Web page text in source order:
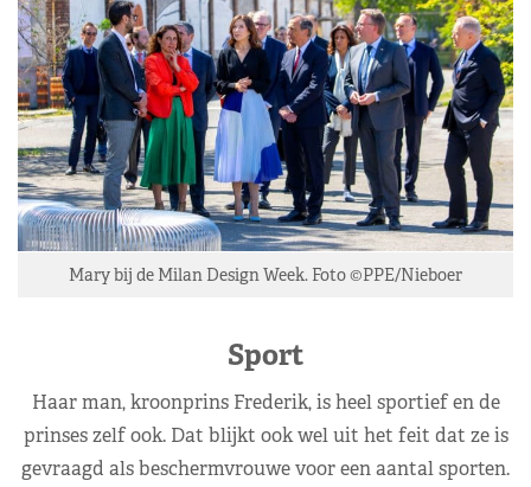
Mary bij de Milan Design Week. Foto ©PPE/Nieboer
Sport
Haar man, kroonprins Frederik, is heel sportief en de
prinses zelf ook. Dat blijkt ook wel uit het feit dat ze is
gevraagd als beschermvrouwe voor een aantal sporten.